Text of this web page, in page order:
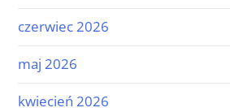
czerwiec 2026
maj 2026
kwiecień 2026